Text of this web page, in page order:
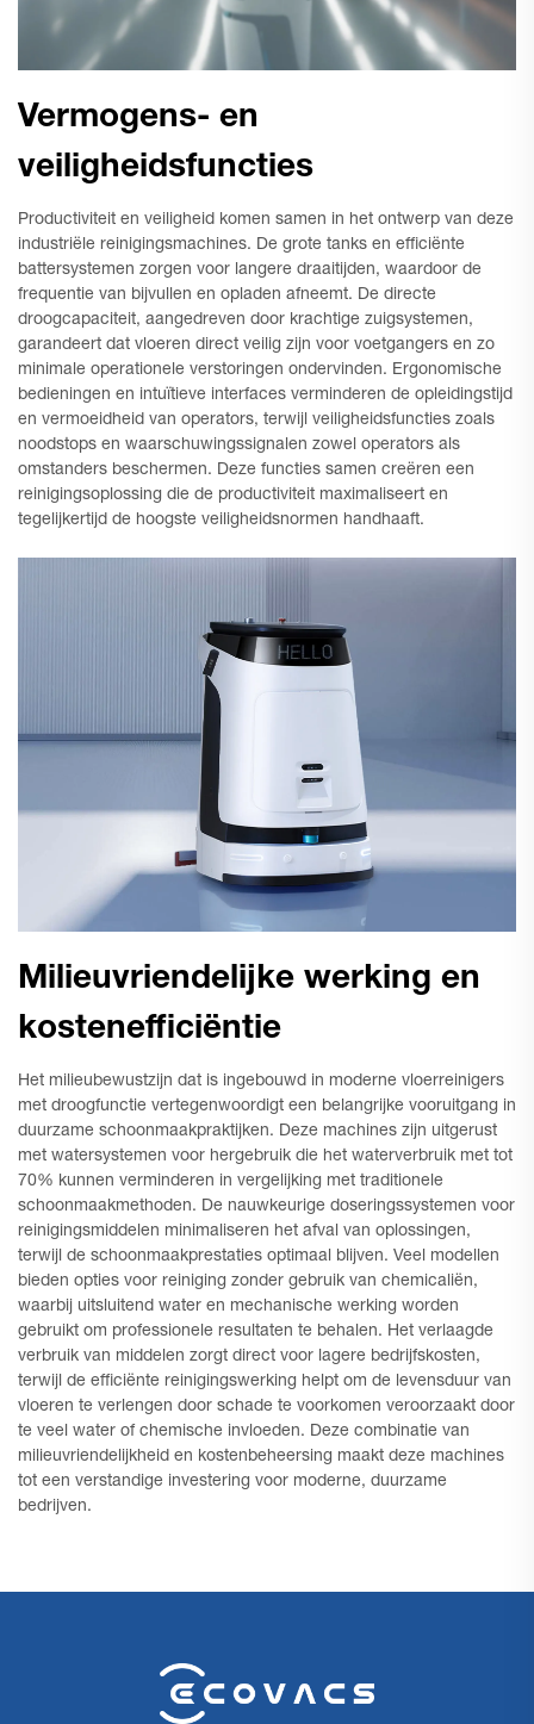
Vermogens- en
veiligheidsfuncties
Productiviteit en veiligheid komen samen in het ontwerp van deze
industriële reinigingsmachines. De grote tanks en efficiënte
battersystemen zorgen voor langere draaitijden, waardoor de
frequentie van bijvullen en opladen afneemt. De directe
droogcapaciteit, aangedreven door krachtige zuigsystemen,
garandeert dat vloeren direct veilig zijn voor voetgangers en zo
minimale operationele verstoringen ondervinden. Ergonomische
bedieningen en intuïtieve interfaces verminderen de opleidingstijd
en vermoeidheid van operators, terwijl veiligheidsfuncties zoals
noodstops en waarschuwingssignalen zowel operators als
omstanders beschermen. Deze functies samen creëren een
reinigingsoplossing die de productiviteit maximaliseert en
tegelijkertijd de hoogste veiligheidsnormen handhaaft.
Milieuvriendelijke werking en
kostenefficiëntie
Het milieubewustzijn dat is ingebouwd in moderne vloerreinigers
met droogfunctie vertegenwoordigt een belangrijke vooruitgang in
duurzame schoonmaakpraktijken. Deze machines zijn uitgerust
met watersystemen voor hergebruik die het waterverbruik met tot
70% kunnen verminderen in vergelijking met traditionele
schoonmaakmethoden. De nauwkeurige doseringssystemen voor
reinigingsmiddelen minimaliseren het afval van oplossingen,
terwijl de schoonmaakprestaties optimaal blijven. Veel modellen
bieden opties voor reiniging zonder gebruik van chemicaliën,
waarbij uitsluitend water en mechanische werking worden
gebruikt om professionele resultaten te behalen. Het verlaagde
verbruik van middelen zorgt direct voor lagere bedrijfskosten,
terwijl de efficiënte reinigingswerking helpt om de levensduur van
vloeren te verlengen door schade te voorkomen veroorzaakt door
te veel water of chemische invloeden. Deze combinatie van
milieuvriendelijkheid en kostenbeheersing maakt deze machines
tot een verstandige investering voor moderne, duurzame
bedrijven.